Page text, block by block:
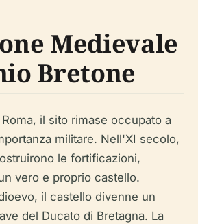
Medievale
Bretone
il sito rimase occupato a
militare. Nell'XI secolo,
le fortificazioni,
vero e proprio castello.
il castello divenne un
del Ducato di Bretagna. La